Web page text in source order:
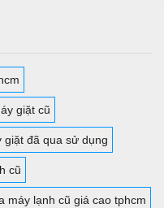
giặt cũ
giặt đã qua sử dụng
cũ
máy lạnh cũ giá cao tphcm